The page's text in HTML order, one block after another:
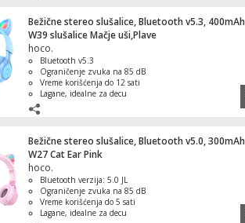
Bežične stereo slušalice, Bluetooth v5.3, 400mAh
W39 slušalice Mačje uši,Plave
hoco.
Bluetooth v5.3
Ograničenje zvuka na 85 dB
Vreme korišćenja do 12 sati
Lagane, idealne za decu
ušima
Bežične stereo slušalice, Bluetooth v5.0, 300mAh
W27 Cat Ear Pink
hoco.
Bluetooth verzija: 5.0 JL
Ograničenje zvuka na 85 dB
Vreme korišćenja do 5 sati
Lagane, idealne za decu